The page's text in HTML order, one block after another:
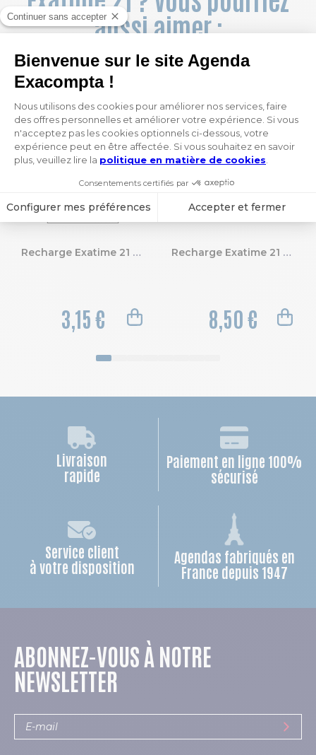
aussi aimer :
Recharge Exatime 21 - Quadrillé 5X5
3,15 €
Recharge Exatime 21 - Pochettes cartes de visite
8,50 €
Livraison
rapide
Paiement en ligne 100%
sécurisé
Service client
à votre disposition
Agendas fabriqués en
France depuis 1947
ABONNEZ-VOUS À NOTRE
NEWSLETTER